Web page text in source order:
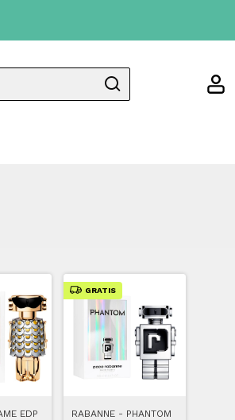
EDP
GRATIS
RABANNE - PHANTOM